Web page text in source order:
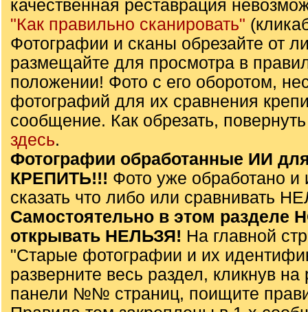
качественная реставрация
"Как правильно сканировать"
Фотографии и сканы обрезайте от
размещайте для просмотра в
положении! Фото с его оборотом,
фотографий для их сравнения
сообщение. Как обрезать,
здесь.
Фотографии обработанные ИИ
КРЕПИТЬ!!! Фото уже обработано и
сказать что либо или сравнивать
Самостоятельно в этом
открывать НЕЛЬЗЯ! На главной
"Старые фотографии и их
разверните весь раздел, кликнув
панели №№ страниц, поищите